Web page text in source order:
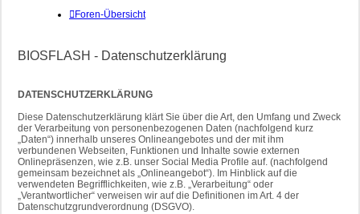
Foren-Übersicht
BIOSFLASH - Datenschutzerklärung
DATENSCHUTZERKLÄRUNG
Diese Datenschutzerklärung klärt Sie über die Art, den Umfang und Zweck
der Verarbeitung von personenbezogenen Daten (nachfolgend kurz
„Daten“) innerhalb unseres Onlineangebotes und der mit ihm
verbundenen Webseiten, Funktionen und Inhalte sowie externen
Onlinepräsenzen, wie z.B. unser Social Media Profile auf. (nachfolgend
gemeinsam bezeichnet als „Onlineangebot“). Im Hinblick auf die
verwendeten Begrifflichkeiten, wie z.B. „Verarbeitung“ oder
„Verantwortlicher“ verweisen wir auf die Definitionen im Art. 4 der
Datenschutzgrundverordnung (DSGVO).